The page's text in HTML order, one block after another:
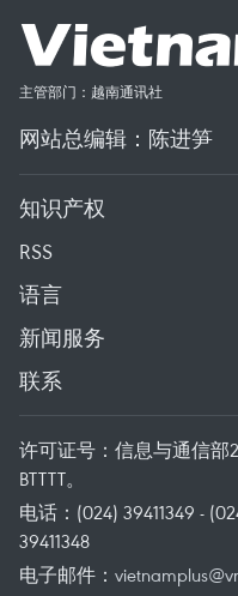
主管部门：越南通讯社
网站总编辑：陈进笋
知识产权
RSS
语言
新闻服务
联系
许可证号：信息与通信部
BTTTT。
电话：(024) 39411349 -
39411348
电子邮件：